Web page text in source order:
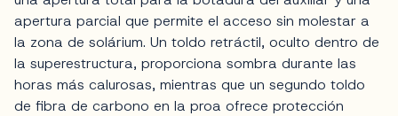
apertura parcial que permite el acceso sin molestar a
la zona de solárium. Un toldo retráctil, oculto dentro de
la superestructura, proporciona sombra durante las
horas más calurosas, mientras que un segundo toldo
de fibra de carbono en la proa ofrece protección